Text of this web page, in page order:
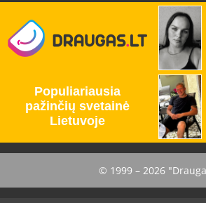
© 1999 – 2026